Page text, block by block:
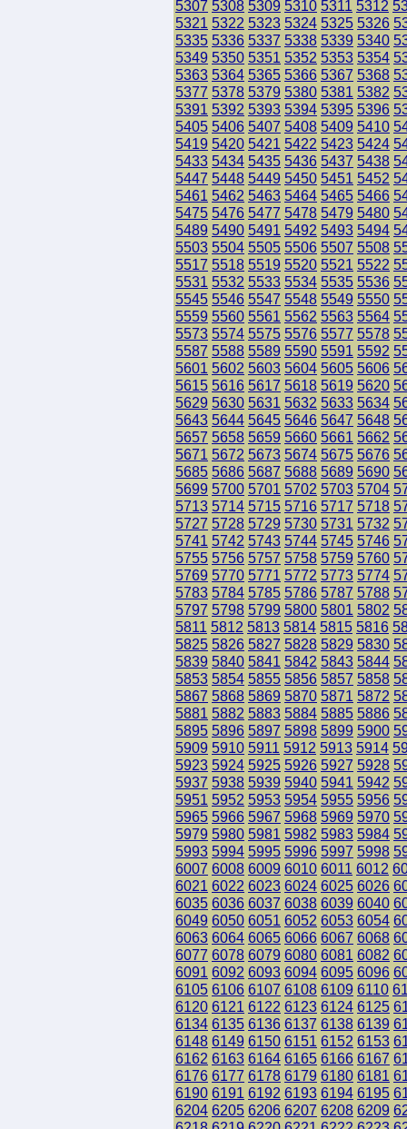
5307 5308 5309 5310 5311 5312
5321 5322 5323 5324 5325 5326
5335 5336 5337 5338 5339 5340
5349 5350 5351 5352 5353 5354
5363 5364 5365 5366 5367 5368
5377 5378 5379 5380 5381 5382
5391 5392 5393 5394 5395 5396
5405 5406 5407 5408 5409 5410
5419 5420 5421 5422 5423 5424
5433 5434 5435 5436 5437 5438
5447 5448 5449 5450 5451 5452
5461 5462 5463 5464 5465 5466
5475 5476 5477 5478 5479 5480
5489 5490 5491 5492 5493 5494
5503 5504 5505 5506 5507 5508
5517 5518 5519 5520 5521 5522
5531 5532 5533 5534 5535 5536
5545 5546 5547 5548 5549 5550
5559 5560 5561 5562 5563 5564
5573 5574 5575 5576 5577 5578
5587 5588 5589 5590 5591 5592
5601 5602 5603 5604 5605 5606
5615 5616 5617 5618 5619 5620
5629 5630 5631 5632 5633 5634
5643 5644 5645 5646 5647 5648
5657 5658 5659 5660 5661 5662
5671 5672 5673 5674 5675 5676
5685 5686 5687 5688 5689 5690
5699 5700 5701 5702 5703 5704
5713 5714 5715 5716 5717 5718
5727 5728 5729 5730 5731 5732
5741 5742 5743 5744 5745 5746
5755 5756 5757 5758 5759 5760
5769 5770 5771 5772 5773 5774
5783 5784 5785 5786 5787 5788
5797 5798 5799 5800 5801 5802
5811 5812 5813 5814 5815 5816
5825 5826 5827 5828 5829 5830
5839 5840 5841 5842 5843 5844
5853 5854 5855 5856 5857 5858
5867 5868 5869 5870 5871 5872
5881 5882 5883 5884 5885 5886
5895 5896 5897 5898 5899 5900
5909 5910 5911 5912 5913 5914
5923 5924 5925 5926 5927 5928
5937 5938 5939 5940 5941 5942
5951 5952 5953 5954 5955 5956
5965 5966 5967 5968 5969 5970
5979 5980 5981 5982 5983 5984
5993 5994 5995 5996 5997 5998
6007 6008 6009 6010 6011 6012
6021 6022 6023 6024 6025 6026
6035 6036 6037 6038 6039 6040
6049 6050 6051 6052 6053 6054
6063 6064 6065 6066 6067 6068
6077 6078 6079 6080 6081 6082
6091 6092 6093 6094 6095 6096
6105 6106 6107 6108 6109 6110
6120 6121 6122 6123 6124 6125
6134 6135 6136 6137 6138 6139
6148 6149 6150 6151 6152 6153
6162 6163 6164 6165 6166 6167
6176 6177 6178 6179 6180 6181
6190 6191 6192 6193 6194 6195
6204 6205 6206 6207 6208 6209